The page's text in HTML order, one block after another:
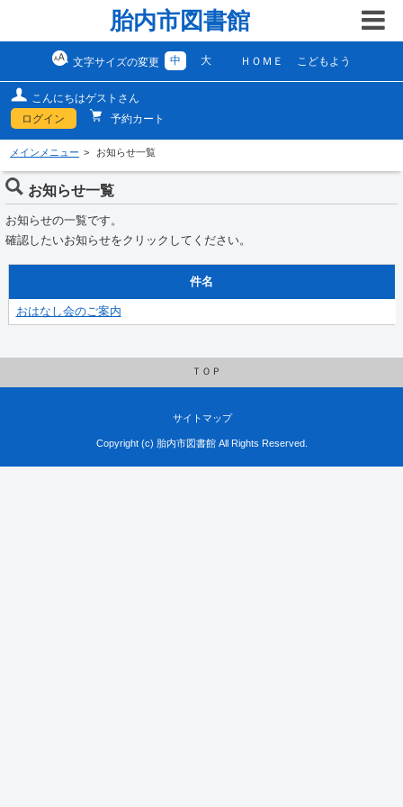
胎内市図書館
文字サイズの変更 中 大 ＨＯＭＥ こどもよう
こんにちはゲストさん
ログイン
予約カート
メインメニュー お知らせ一覧
お知らせ一覧
お知らせの一覧です。
確認したいお知らせをクリックしてください。
件名
おはなし会のご案内
ＴＯＰ
サイトマップ
Copyright (c) 胎内市図書館 All Rights Reserved.